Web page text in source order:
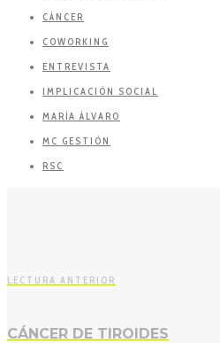
CÁNCER
COWORKING
ENTREVISTA
IMPLICACIÓN SOCIAL
MARÍA ÁLVARO
MC GESTIÓN
RSC
LECTURA ANTERIOR
CÁNCER DE TIROIDES